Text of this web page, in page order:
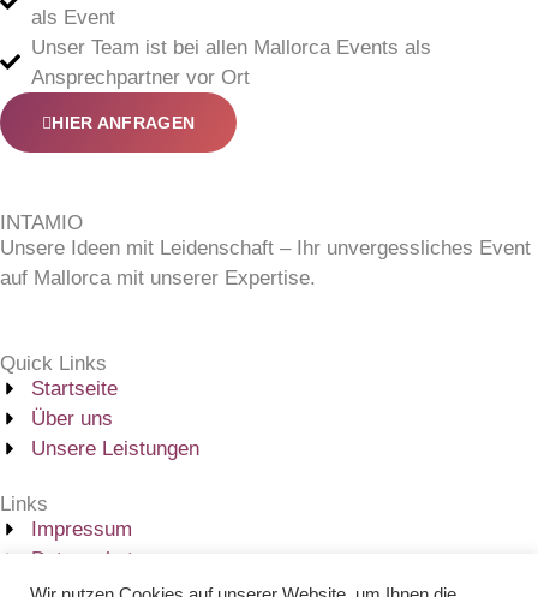
als Event
Unser Team ist bei allen Mallorca Events als
Ansprechpartner vor Ort
HIER ANFRAGEN
INTAMIO
Unsere Ideen mit Leidenschaft – Ihr unvergessliches Event
auf Mallorca mit unserer Expertise.
Quick Links
Startseite
Über uns
Unsere Leistungen
Links
Impressum
Datenschutz
AGB